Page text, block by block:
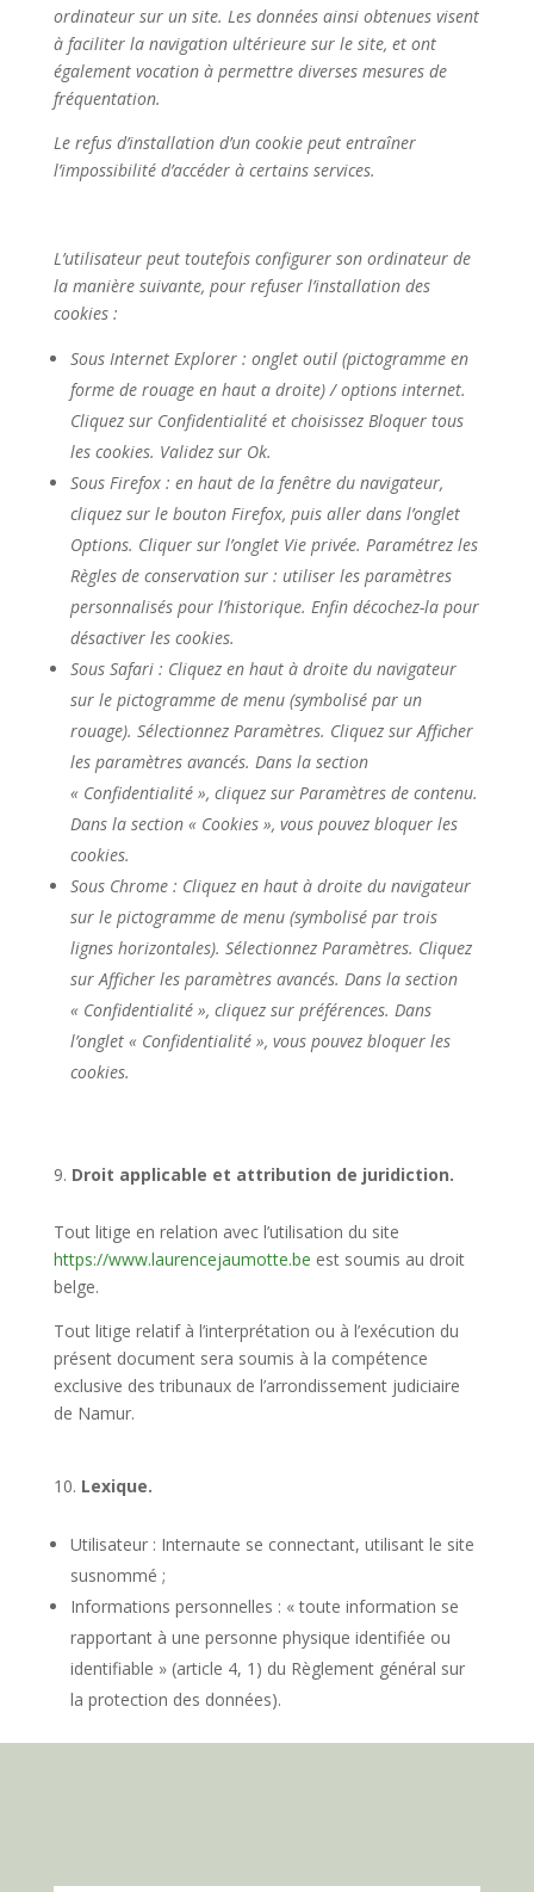
ordinateur sur un site. Les données ainsi obtenues visent
à faciliter la navigation ultérieure sur le site, et ont
également vocation à permettre diverses mesures de
fréquentation.
Le refus d’installation d’un cookie peut entraîner
l’impossibilité d’accéder à certains services.
L’utilisateur peut toutefois configurer son ordinateur de
la manière suivante, pour refuser l’installation des
cookies :
Sous Internet Explorer : onglet outil (pictogramme en
forme de rouage en haut a droite) / options internet.
Cliquez sur Confidentialité et choisissez Bloquer tous
les cookies. Validez sur Ok.
Sous Firefox : en haut de la fenêtre du navigateur,
cliquez sur le bouton Firefox, puis aller dans l’onglet
Options. Cliquer sur l’onglet Vie privée. Paramétrez les
Règles de conservation sur : utiliser les paramètres
personnalisés pour l’historique. Enfin décochez-la pour
désactiver les cookies.
Sous Safari : Cliquez en haut à droite du navigateur
sur le pictogramme de menu (symbolisé par un
rouage). Sélectionnez Paramètres. Cliquez sur Afficher
les paramètres avancés. Dans la section
« Confidentialité », cliquez sur Paramètres de contenu.
Dans la section « Cookies », vous pouvez bloquer les
cookies.
Sous Chrome : Cliquez en haut à droite du navigateur
sur le pictogramme de menu (symbolisé par trois
lignes horizontales). Sélectionnez Paramètres. Cliquez
sur Afficher les paramètres avancés. Dans la section
« Confidentialité », cliquez sur préférences. Dans
l’onglet « Confidentialité », vous pouvez bloquer les
cookies.
Droit applicable et attribution de juridiction.
Tout litige en relation avec l’utilisation du site
https://www.laurencejaumotte.be est soumis au droit
belge.
Tout litige relatif à l’interprétation ou à l’exécution du
présent document sera soumis à la compétence
exclusive des tribunaux de l’arrondissement judiciaire
de Namur.
Lexique.
Utilisateur : Internaute se connectant, utilisant le site
susnommé ;
Informations personnelles : « toute information se
rapportant à une personne physique identifiée ou
identifiable » (article 4, 1) du Règlement général sur
la protection des données).